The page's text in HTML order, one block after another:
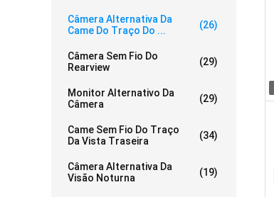
Câmera Alternativa Da
Came Do Traço Do ...
(26)
Câmera Sem Fio Do
Rearview
(29)
Monitor Alternativo Da
Câmera
(29)
Came Sem Fio Do Traço
Da Vista Traseira
(34)
Câmera Alternativa Da
Visão Noturna
(19)